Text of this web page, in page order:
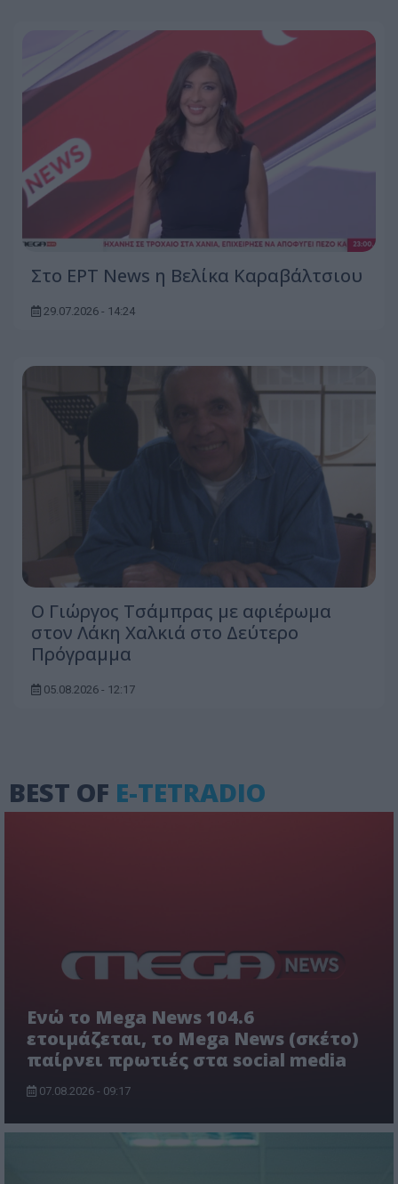
Στο ΕΡΤ News η Βελίκα Καραβάλτσιου
29.07.2026 - 14:24
O Γιώργος Τσάμπρας με αφιέρωμα
στον Λάκη Χαλκιά στο Δεύτερο
Πρόγραμμα
05.08.2026 - 12:17
BEST OF E-TETRADIO
Ενώ το Mega News 104.6
ετοιμάζεται, το Mega News (σκέτο)
παίρνει πρωτιές στα social media
07.08.2026 - 09:17